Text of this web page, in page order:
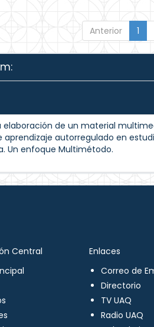
Anterior 1
elaboración de un material
aprendizaje autorregulado en
Un enfoque Multimétodo.
Central
Enlaces
Correo de
Directorio
TV UAQ
Radio UAQ